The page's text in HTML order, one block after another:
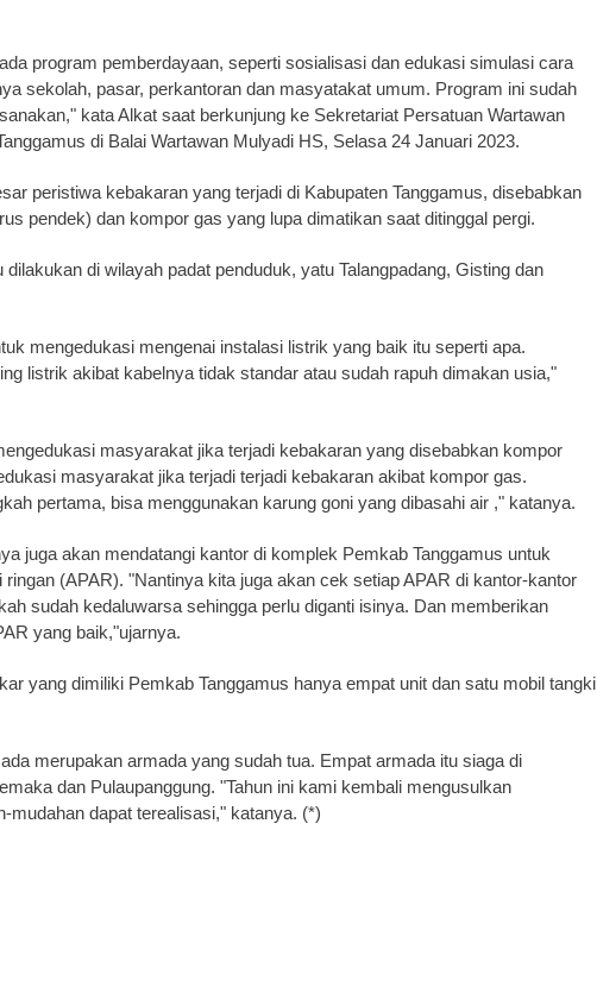
program pemberdayaan, seperti sosialisasi dan edukasi simulasi cara
sekolah, pasar, perkantoran dan masyatakat umum. Program ini sudah
kata Alkat saat berkunjung ke Sekretariat Persatuan Wartawan
di Balai Wartawan Mulyadi HS, Selasa 24 Januari 2023.
peristiwa kebakaran yang terjadi di Kabupaten Tanggamus, disebabkan
pendek) dan kompor gas yang lupa dimatikan saat ditinggal pergi.
dilakukan di wilayah padat penduduk, yatu Talangpadang, Gisting dan
mengedukasi mengenai instalasi listrik yang baik itu seperti apa.
listrik akibat kabelnya tidak standar atau sudah rapuh dimakan usia,"
masyarakat jika terjadi kebakaran yang disebabkan kompor
masyarakat jika terjadi terjadi kebakaran akibat kompor gas.
pertama, bisa menggunakan karung goni yang dibasahi air ," katanya.
juga akan mendatangi kantor di komplek Pemkab Tanggamus untuk
(APAR). "Nantinya kita juga akan cek setiap APAR di kantor-kantor
sudah kedaluwarsa sehingga perlu diganti isinya. Dan memberikan
yang baik,"ujarnya.
yang dimiliki Pemkab Tanggamus hanya empat unit dan satu mobil tangki
merupakan armada yang sudah tua. Empat armada itu siaga di
dan Pulaupanggung. "Tahun ini kami kembali mengusulkan
mudahan dapat terealisasi," katanya. (*)